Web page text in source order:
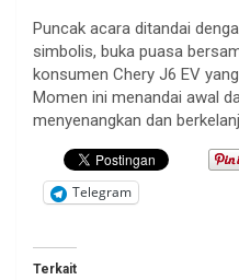
Puncak acara ditandai
simbolis, buka puasa
konsumen Chery J6 EV
Momen ini menandai awal
menyenangkan dan
Telegram
Terkait